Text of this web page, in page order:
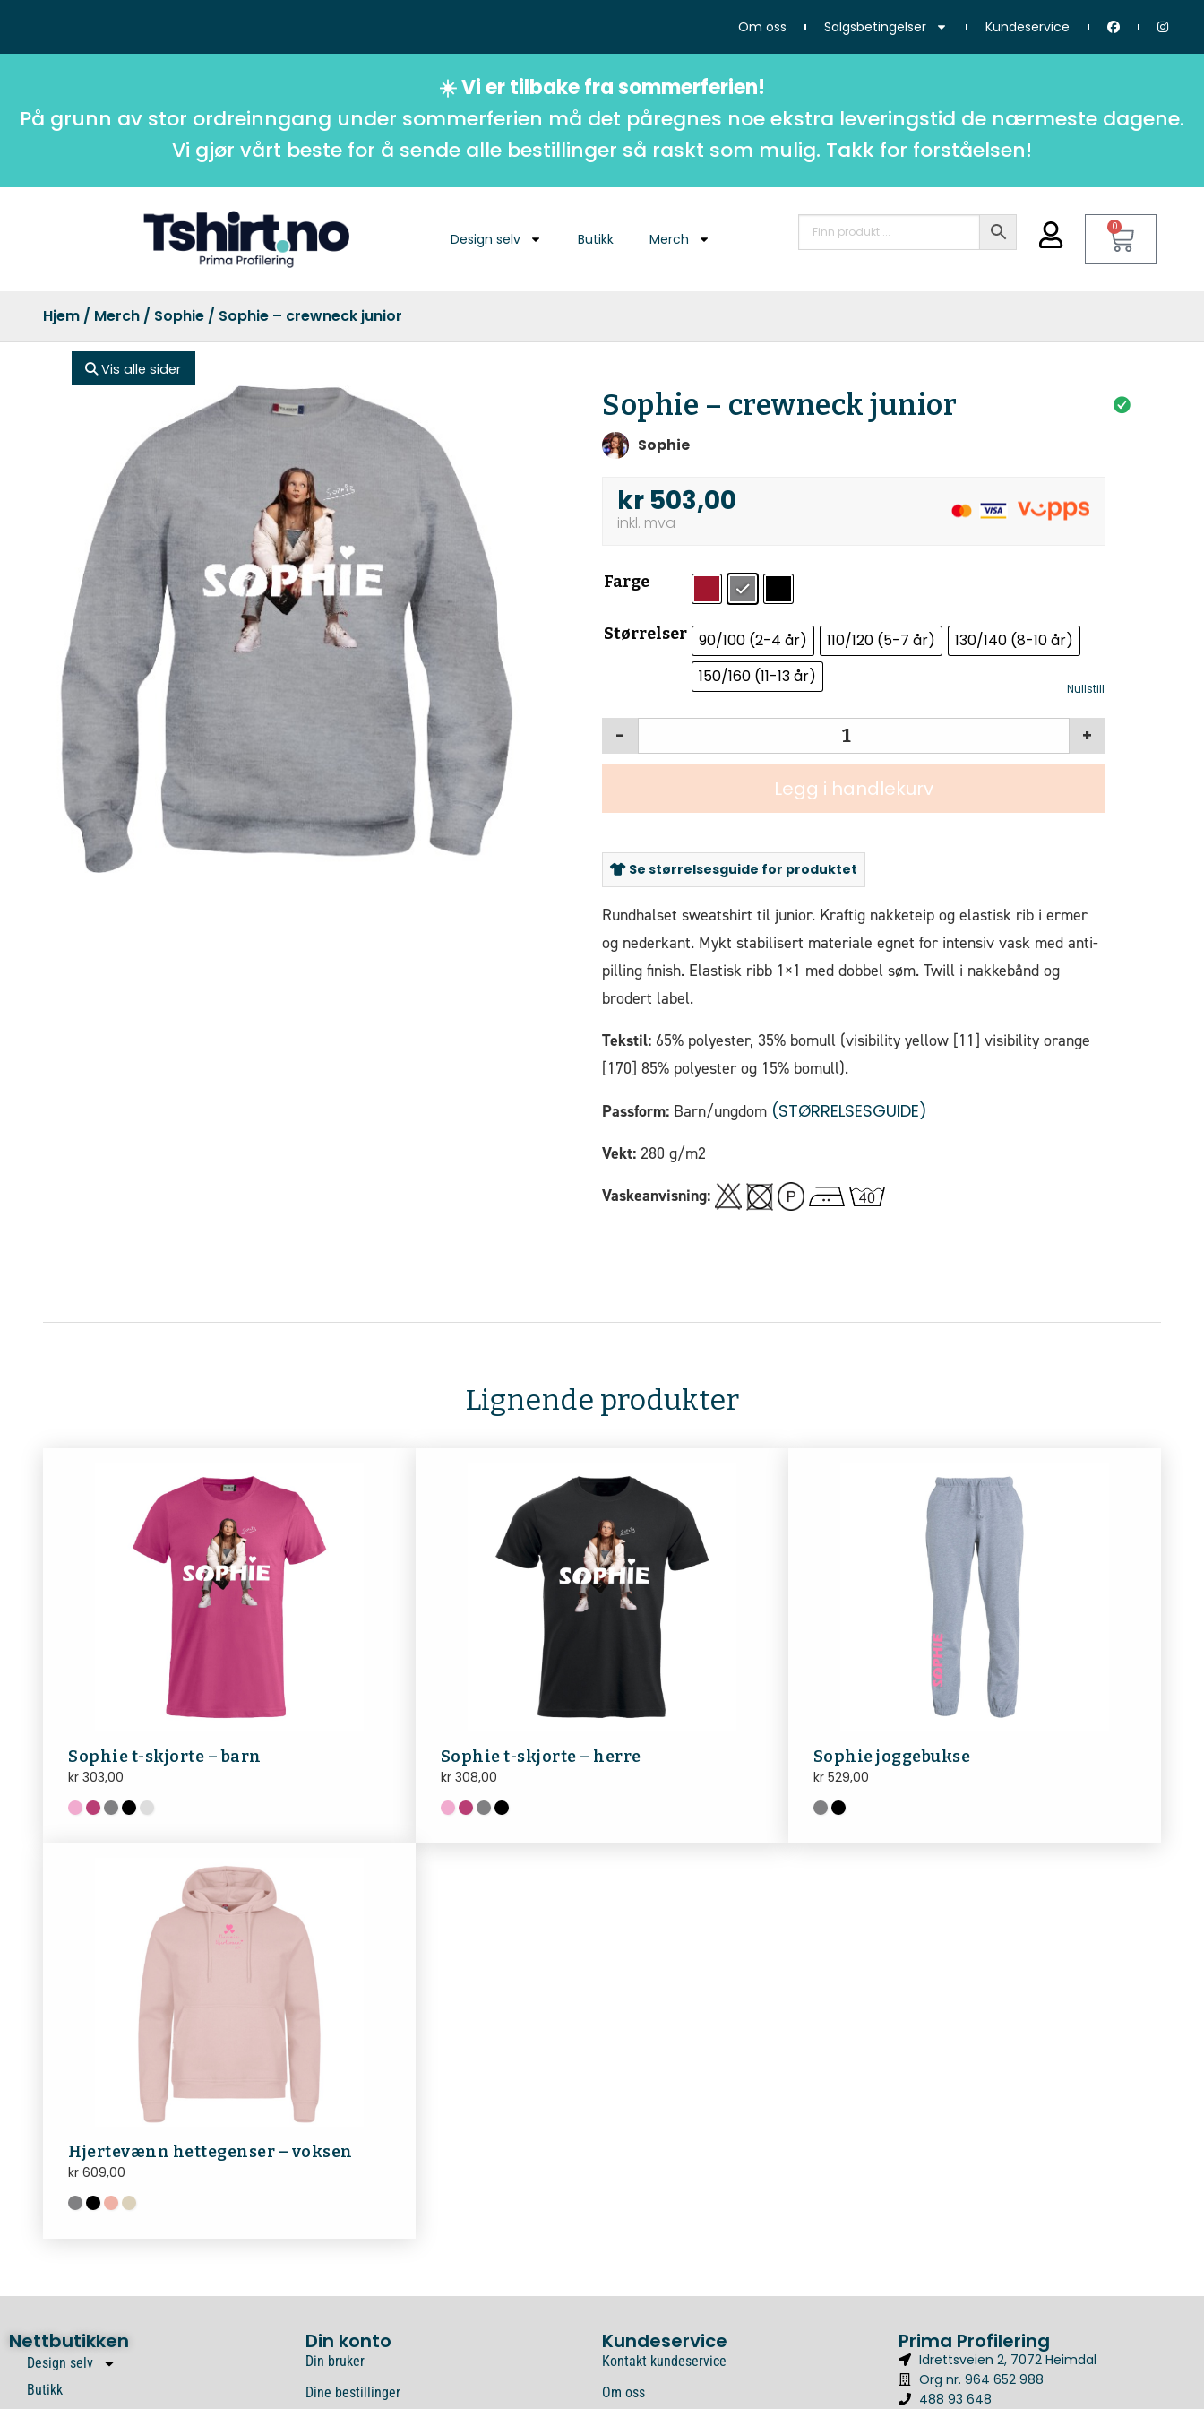
Om oss Salgsbetingelser Kundeservice
☀️ Vi er tilbake fra sommerferien!
På grunn av stor ordreinngang under sommerferien må det påregnes noe ekstra leveringstid de nærmeste dagene.
Vi gjør vårt beste for å sende alle bestillinger så raskt som mulig. Takk for forståelsen!
Design selv Butikk Merch
0
Hjem / Merch / Sophie / Sophie – crewneck junior
Vis alle sider
Sophie – crewneck junior
Sophie
kr 503,00
Farge
Størrelser 90/100 (2-4 år) 110/120 (5-7 år)
130/140 (8-10 år)
150/160 (11-13 år)
Nullstill
+
-
Legg i handlekurv
Se størrelsesguide for produktet
Rundhalset sweatshirt til junior. Kraftig nakketeip og elastisk rib i ermer
og nederkant. Mykt stabilisert materiale egnet for intensiv vask med anti-
pilling finish. Elastisk ribb 1×1 med dobbel søm. Twill i nakkebånd og
brodert label.
Tekstil: 65% polyester, 35% bomull (visibility yellow [11] visibility orange
[170] 85% polyester og 15% bomull).
Passform: Barn/ungdom (STØRRELSESGUIDE)
Vekt: 280 g/m2
Vaskeanvisning:
Lignende produkter
Sophie t-skjorte – barn
kr 303,00
Sophie t-skjorte – herre
kr308,00
Sophie joggebukse
kr529,00
Hjertevænn hettegenser – voksen
kr 609,00
Nettbutikken Din konto Kundeservice Prima Profilering
Design selv
Butikk
Din bruker
Dine bestillinger
Kontakt kundeservice
Om oss
Idrettsveien 2, 7072 Heimdal
Org nr. 964 652 988
488 93 648